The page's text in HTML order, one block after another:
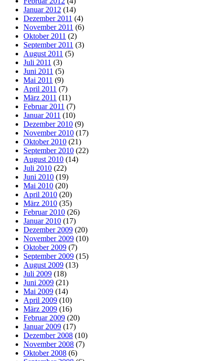
Januar 2012 (14)
Dezember 2011 (4)
November 2011 (6)
Oktober 2011 (2)
September 2011 (3)
August 2011 (5)
Juli 2011 (3)
Juni 2011 (5)
Mai 2011 (9)
April 2011 (7)
März 2011 (11)
Februar 2011 (7)
Januar 2011 (10)
Dezember 2010 (9)
November 2010 (17)
Oktober 2010 (21)
September 2010 (22)
August 2010 (14)
Juli 2010 (22)
Juni 2010 (19)
Mai 2010 (20)
April 2010 (20)
März 2010 (35)
Februar 2010 (26)
Januar 2010 (17)
Dezember 2009 (20)
November 2009 (10)
Oktober 2009 (7)
September 2009 (15)
August 2009 (13)
Juli 2009 (18)
Juni 2009 (21)
Mai 2009 (14)
April 2009 (10)
März 2009 (16)
Februar 2009 (20)
Januar 2009 (17)
Dezember 2008 (10)
November 2008 (7)
Oktober 2008 (6)